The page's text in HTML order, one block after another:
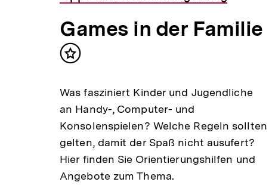
Games in der Familie
Inhalt
Was fasziniert Kinder und Jugendliche
an Handy-, Computer- und
Konsolenspielen? Welche Regeln sollten
gelten, damit der Spaß nicht ausufert?
Hier finden Sie Orientierungshilfen und
Angebote zum Thema.